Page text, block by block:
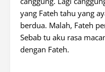
yang Fateh tahu yang
berdua. Malah, Fateh
Sebab tu aku rasa
dengan Fateh.